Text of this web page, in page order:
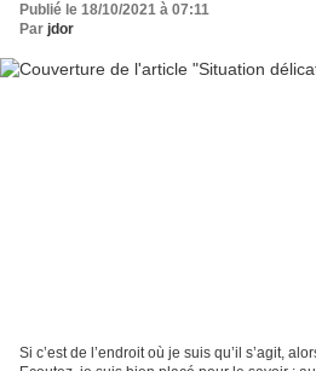
Publié le 18/10/2021 à 07:11
Par jdor
Si c’est de l’endroit où je suis qu’il s’agit,